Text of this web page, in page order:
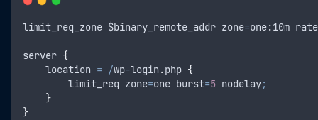
limit_req_zone $binary_remote_addr zone=one:10m rate
server {
location = /wp-login.php {
limit_req zone=one burst=5 nodelay;
}
}